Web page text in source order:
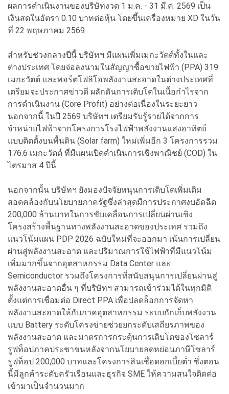
ผลการดำเนินงานของบริษัทงวด 1 ม.ค. - 31 มี.ค. 2569 เป็น
เงินสดในอัตรา 0.10 บาทต่อหุ้น โดยขึ้นเครื่องหมาย XD ในวัน
ที่ 22 พฤษภาคม 2569
สำหรับช่วงกลางปีนี้ บริษัทฯ มีแผนเพิ่มเมกะวัตต์ทั้งในและ
ต่างประเทศ โดยจ่อลงนามในสัญญาซื้อขายไฟฟ้า (PPA) 319
เมกะวัตต์ และพอร์ตโฟลิโอพลังงานสะอาดในต่างประเทศที่
เตรียมจะประกาศข่าวดี ผลักดันการเติบโตในเนื้อกำไรจาก
การดำเนินงาน (Core Profit) อย่างต่อเนื่องในระยะยาว
นอกจากนี้ ในปี 2569 บริษัทฯ เตรียมรับรู้รายได้จากการ
จำหน่ายไฟฟ้าจากโครงการโรงไฟฟ้าพลังงานแสงอาทิตย์
แบบติดตั้งบนพื้นดิน (Solar farm) ใหม่เพิ่มอีก 3 โครงการรวม
176.6 เมกะวัตต์ ที่มีแผนเปิดดำเนินการเชิงพาณิชย์ (COD) ใน
ไตรมาส 4 ปีนี้
นอกจากนั้น บริษัทฯ ยังมองปัจจัยหนุนการเติบโตเพิ่มเติม
สอดคล้องกับนโยบายภาครัฐซึ่งล่าสุดมีการประกาศงบอัดฉีด
200,000 ล้านบาทในการขับเคลื่อนการเปลี่ยนผ่านเชิง
โครงสร้างพื้นฐานทางพลังงานสะอาดของประเทศ รวมถึง
แนวโน้มแผน PDP 2026 ฉบับใหม่ที่จะออกมา เน้นการเปลี่ยน
ผ่านสู่พลังงานสะอาด และปริมาณการใช้ไฟฟ้าที่มีแนวโน้ม
เพิ่มมากขึ้นจากอุตสาหกรรม Data Center และ
Semiconductor รวมถึงโครงการที่สนับสนุนการเปลี่ยนผ่านสู่
พลังงานสะอาดอื่น ๆ ที่บริษัทฯ สามารถเข้าร่วมได้ในทุกมิติ
ตั้งแต่การเชื่อมต่อ Direct PPA เพื่อปลดล็อกการจัดหา
พลังงานสะอาดให้กับภาคอุตสาหกรรม ระบบกักเก็บพลังงาน
แบบ Battery ระดับโครงข่ายช่วยยกระดับเสถียรภาพของ
พลังงานสะอาด และมาตรการกระตุ้นการเติบโตของโซลาร์
รูฟท็อปภาคประชาชนหลังจากนโยบายลดหย่อนภาษีโซลาร์
รูฟท็อป 200,000 บาทและโครงการสินเชื่อดอกเบี้ยต่ำ ซึ่งตอน
นี้มีลูกค้าระดับครัวเรือนและธุรกิจ SME ให้ความสนใจติดต่อ
เข้ามาเป็นจำนวนมาก